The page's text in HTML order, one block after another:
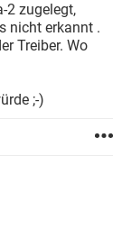
2 zugelegt,
nicht erkannt .
Treiber. Wo
;-)